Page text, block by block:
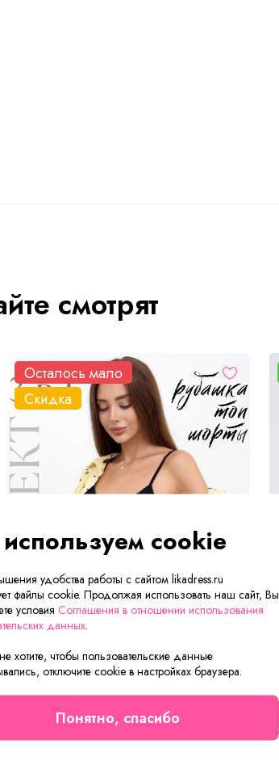
смотрят
Осталось мало
Скидка
Пижама женская Аврора В Арт. 8267
cookie
удобства работы с сайтом likadress.ru
файлы cookie. Продолжая использовать наш сайт, Вы
условия Соглашения в отношении использования
данных.
хотите, чтобы пользовательские данные
отключите cookie в настройках браузера.
Понятно, спасибо